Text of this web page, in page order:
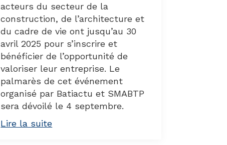
acteurs du secteur de la
construction, de l’architecture et
du cadre de vie ont jusqu’au 30
avril 2025 pour s’inscrire et
bénéficier de l’opportunité de
valoriser leur entreprise. Le
palmarès de cet événement
organisé par Batiactu et SMABTP
sera dévoilé le 4 septembre.
Lire la suite